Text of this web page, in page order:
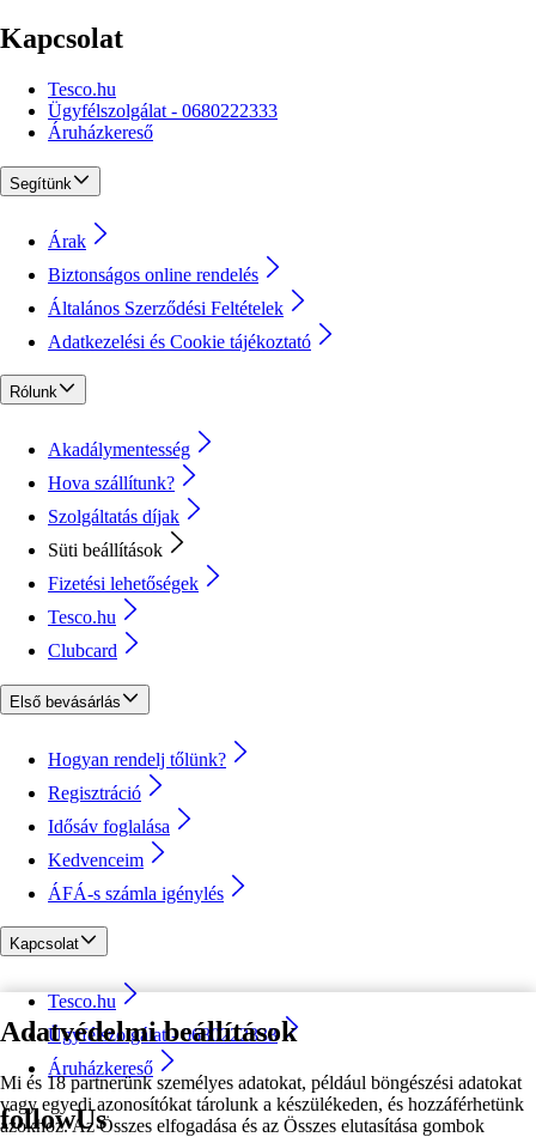
Adatvédelmi beállítások
Mi és 18 partnerünk személyes adatokat, például böngészési adatokat
vagy egyedi azonosítókat tárolunk a készülékeden, és hozzáférhetünk
azokhoz. Az Összes elfogadása és az Összes elutasítása gombok
Kapcsolat
Tesco.hu
Ügyfélszolgálat - 0680222333
Áruházkereső
Segítünk
Árak
Biztonságos online rendelés
Általános Szerződési Feltételek
Adatkezelési és Cookie tájékoztató
Rólunk
Akadálymentesség
Hova szállítunk?
Szolgáltatás díjak
Süti beállítások
Fizetési lehetőségek
Tesco.hu
Clubcard
Első bevásárlás
Hogyan rendelj tőlünk?
Regisztráció
Idősáv foglalása
Kedvenceim
ÁFÁ-s számla igénylés
Kapcsolat
Tesco.hu
Ügyfélszolgálat - 0680222333
Áruházkereső
followUs